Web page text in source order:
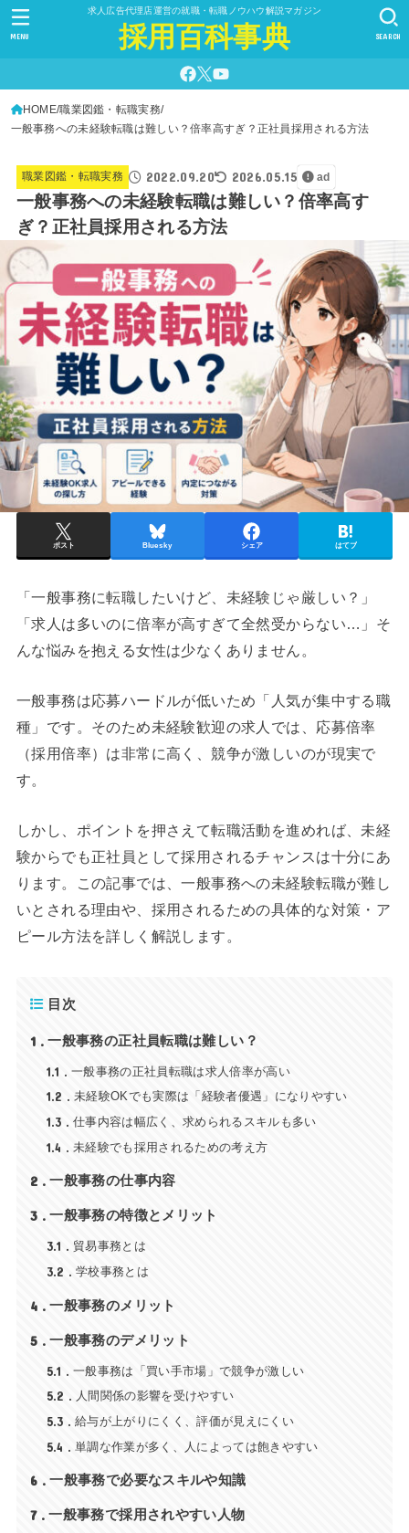
求人広告代理店運営の就職・転職ノウハウ解説マガジン
採用百科事典 SEARCH
MENU
HOME 職業図鑑・転職実務
一般事務への未経験転職は難しい？倍率高すぎ？正社員採用される方法
職業図鑑・転職実務 2022.09.20 2026.05.15 ad
一般事務への未経験転職は難しい？倍率高す
ぎ？正社員採用される方法
ポスト Bluesky シェア はてブ
「一般事務に転職したいけど、未経験じゃ厳しい？」
「求人は多いのに倍率が高すぎて全然受からない…」そ
んな悩みを抱える女性は少なくありません。
一般事務は応募ハードルが低いため「人気が集中する職
種」です。そのため未経験歓迎の求人では、応募倍率
（採用倍率）は非常に高く、競争が激しいのが現実で
す。
しかし、ポイントを押さえて転職活動を進めれば、未経
験からでも正社員として採用されるチャンスは十分にあ
ります。この記事では、一般事務への未経験転職が難し
いとされる理由や、採用されるための具体的な対策・ア
ピール方法を詳しく解説します。
目次
1 一般事務の正社員転職は難しい？
1.1 一般事務の正社員転職は求人倍率が高い
1.2 未経験OKでも実際は「経験者優遇」になりやすい
1.3 仕事内容は幅広く、求められるスキルも多い
1.4 未経験でも採用されるための考え方
2 一般事務の仕事内容
3 一般事務の特徴とメリット
3.1 貿易事務とは
3.2 学校事務とは
4 一般事務のメリット
5 一般事務のデメリット
5.1 一般事務は「買い手市場」で競争が激しい
5.2 人間関係の影響を受けやすい
5.3 給与が上がりにくく、評価が見えにくい
5.4 単調な作業が多く、人によっては飽きやすい
6 一般事務で必要なスキルや知識
7 一般事務で採用されやすい人物